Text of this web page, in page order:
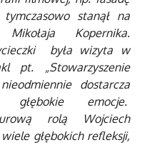
stanął na
Kopernika.
była wizyta w
„Stowarzyszenie
dostarcza
głębokie emocje.
rolą Wojciech
głębokich refleksji,